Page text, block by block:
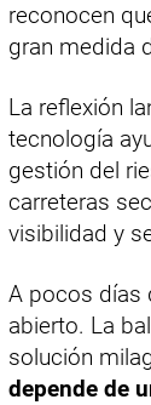
reconocen
gran medida
La reflexión
tecnología
gestión del
carreteras
visibilidad y
A pocos días
abierto. La
solución
depende de